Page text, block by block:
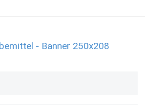
- Banner 250x208